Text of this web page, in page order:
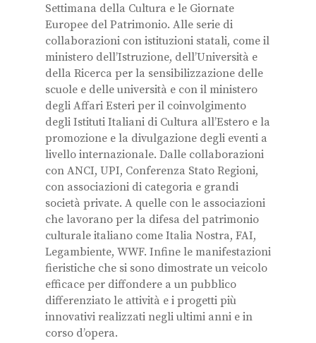
Settimana della Cultura e le Giornate
Europee del Patrimonio. Alle serie di
collaborazioni con istituzioni statali, come il
ministero dell’Istruzione, dell’Università e
della Ricerca per la sensibilizzazione delle
scuole e delle università e con il ministero
degli Affari Esteri per il coinvolgimento
degli Istituti Italiani di Cultura all’Estero e la
promozione e la divulgazione degli eventi a
livello internazionale. Dalle collaborazioni
con ANCI, UPI, Conferenza Stato Regioni,
con associazioni di categoria e grandi
società private. A quelle con le associazioni
che lavorano per la difesa del patrimonio
culturale italiano come Italia Nostra, FAI,
Legambiente, WWF. Infine le manifestazioni
fieristiche che si sono dimostrate un veicolo
efficace per diffondere a un pubblico
differenziato le attività e i progetti più
innovativi realizzati negli ultimi anni e in
corso d’opera.